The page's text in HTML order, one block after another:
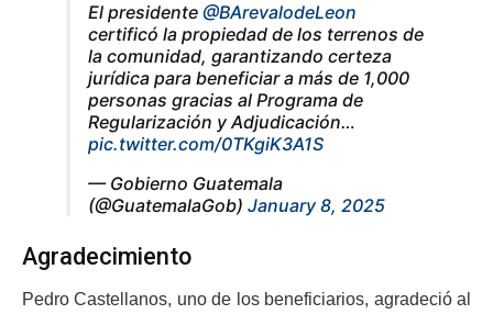
El presidente @BArevalodeLeon
certificó la propiedad de los terrenos de
la comunidad, garantizando certeza
jurídica para beneficiar a más de 1,000
personas gracias al Programa de
Regularización y Adjudicación…
pic.twitter.com/0TKgiK3A1S
— Gobierno Guatemala
(@GuatemalaGob) January 8, 2025
Agradecimiento
Pedro Castellanos, uno de los beneficiarios, agradeció al